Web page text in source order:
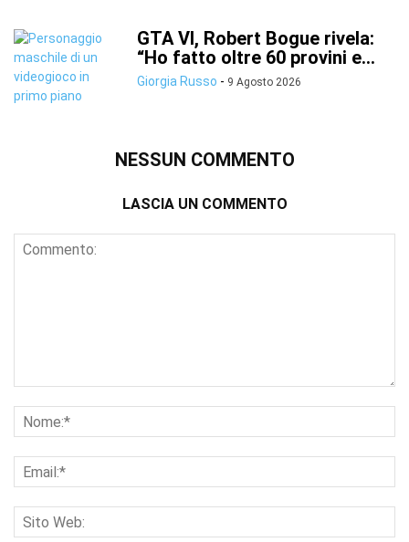
GTA VI, Robert Bogue rivela:
“Ho fatto oltre 60 provini e...
Giorgia Russo - 9 Agosto 2026
NESSUN COMMENTO
LASCIA UN COMMENTO